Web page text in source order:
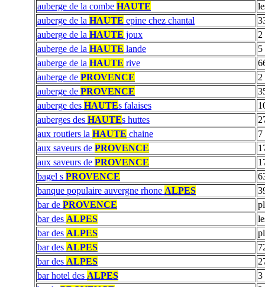
auberge de la combe HAUTE
auberge de la HAUTE epine chez chantal
auberge de la HAUTE joux
2
auberge de la HAUTE lande
5
auberge de la HAUTE rive
auberge de PROVENCE
2
auberge de PROVENCE
auberge des HAUTEs falaises
auberges des HAUTEs huttes
aux routiers la HAUTE chaine
7
aux saveurs de PROVENCE
aux saveurs de PROVENCE
bagel s PROVENCE
banque populaire auvergne rhone ALPES
bar de PROVENCE
bar des ALPES
bar des ALPES
bar des ALPES
bar des ALPES
bar hotel des ALPES
3